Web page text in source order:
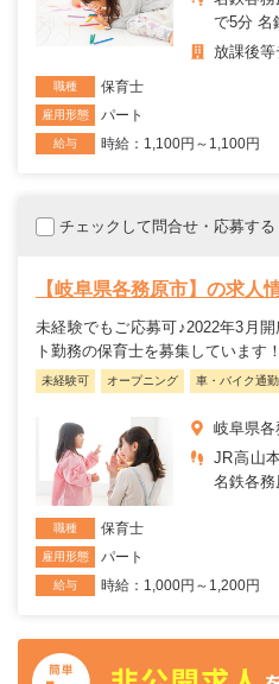
で5分 名
放課後等
職種 保育士
雇用形態 パート
給与 時給：1,100円～1,100円
チェックして問合せ・応募する
【岐阜県各務原市】の求人
未経験でもご応募可♪2022年3月
ト勤務の保育士を募集しています！
未経験可 オープニング 車・バイク通
岐阜県各
JR高山
名鉄各
職種 保育士
雇用形態 パート
給与 時給：1,000円～1,200円